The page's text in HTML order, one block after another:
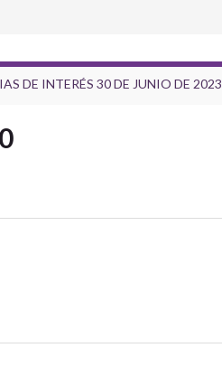
DE INTERÉS 30 DE JUNIO DE 2023